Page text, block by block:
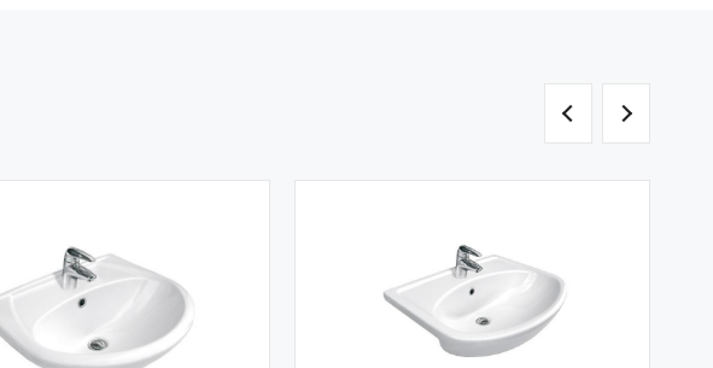
Артикул: S-UM-ERI80/1-w
Встраиваемая Раковина «Cersanit»
Erica 80*51 (S-UM-ERI80/1-w)